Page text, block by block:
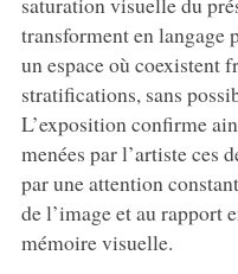
transforment en langage
un espace où coexistent
stratifications, sans
L’exposition confirme
menées par l’artiste ces
par une attention
de l’image et au rapport
mémoire visuelle.